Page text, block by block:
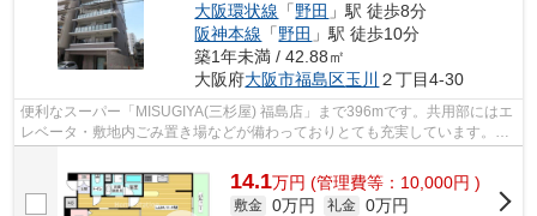
大阪環状線 「野田 」駅 徒歩8分
阪神本線 「野田 」駅 徒歩10分
築1年未満 / 42.88㎡
大阪府大阪市福島区玉川 ２丁目4-30
便利なスーパー「MISUGIYA(三杉屋) 福島店」まで396mです。共用部にはエ
レベータ・敷地内ごみ置き場などが備わっておりとても充実しています。良
14.1万円 (管理費等：10,000円 )
敷金 0万円 礼金 0万円